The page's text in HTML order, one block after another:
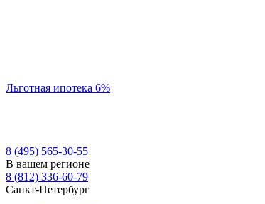
Льготная ипотека 6%
8 (495) 565-30-55
В вашем регионе
8 (812) 336-60-79
Санкт-Петербург